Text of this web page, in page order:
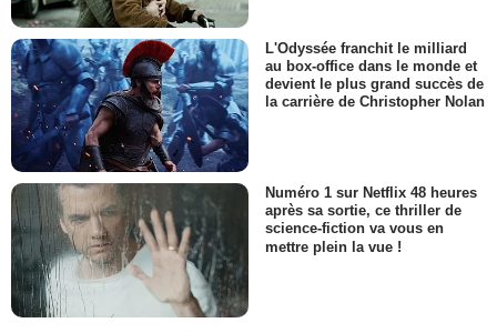
L'Odyssée franchit le milliard
au box-office dans le monde et
devient le plus grand succès de
la carrière de Christopher Nolan
Numéro 1 sur Netflix 48 heures
après sa sortie, ce thriller de
science-fiction va vous en
mettre plein la vue !